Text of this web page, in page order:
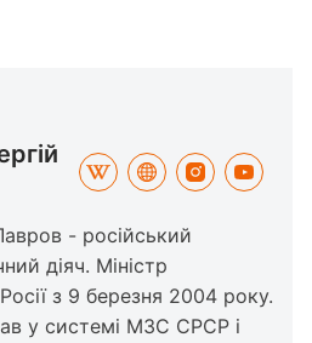
- російський
діяч. Міністр
з 9 березня 2004 року.
у системі МЗС СРСР і